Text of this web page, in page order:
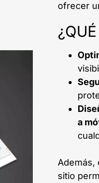
ofrecer
a
Además,
sitio